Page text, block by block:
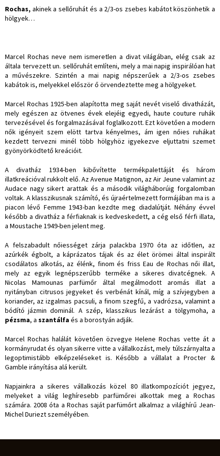
Rochas, akinek a sellőruhát és a 2/3-os zsebes kabátot köszönhetik a
hölgyek…
Marcel Rochas neve nem ismeretlen a divat világában, elég csak az
általa tervezett un. sellőruhát említeni, mely a mai napig inspirálóan hat
a művészekre. Szintén a mai napig népszerűek a 2/3-os zsebes
kabátok is, melyekkel először ő örvendeztette meg a hölgyeket.
Marcel Rochas 1925-ben alapította meg saját nevét viselő divatházát,
mely egészen az ötvenes évek elejéig egyedi, haute couture ruhák
tervezésével és forgalmazásával foglalkozott. Ezt követően a modern
nők igényeit szem elött tartva kényelmes, ám igen nőies ruhákat
kezdett tervezni minél több hölgyhöz igyekezve eljuttatni szemet
gyönyörködtető kreációit.
A divatház 1934-ben kibővítette termékpalettáját és három
illatkreációval rukkolt elő. Az Avenue Matignon, az Air Jeune valamint az
Audace nagy sikert arattak és a második világháborúig forgalomban
voltak. A klasszikusnak számító, és újraértelmezett formájában ma is a
piacon lévő Femme 1943-ban kezdte meg diadalútját. Néhány évvel
később a divatház a férfiaknak is kedveskedett, a cég első férfi illata,
a Moustache 1949-ben jelent meg.
A felszabadult nőiességet zárja palackba 1970 óta az időtlen, az
azúrkék égbolt, a káprázatos tájak és az élet örömei által inspirált
csodálatos alkotás, az élénk, finom és friss Eau de Rochas női illat,
mely az egyik legnépszerűbb terméke a sikeres divatcégnek. A
Nicolas Mamounas parfümőr által megálmodott aromás illat a
nyitányban citrusos jegyeket és verbénát kínál, míg a szívjegyben a
koriander, az izgalmas pacsuli, a finom szegfű, a vadrózsa, valamint a
bódító jázmin dominál. A szép, klasszikus lezárást a tölgymoha, a
pézsma, a szantálfa és a borostyán adják.
Marcel Rochas halálát követően özvegye Helene Rochas vette át a
kormányrudat és olyan sikerre vitte a vállalkozást, mely túlszárnyalta a
legoptimistább elképzeléseket is. Később a vállalat a Procter &
Gamble irányítása alá került.
Napjainkra a sikeres vállalkozás közel 80 illatkompozíciót jegyez,
melyeket a világ leghíresebb parfümőrei alkottak meg a Rochas
számára. 2008 óta a Rochas saját parfümőrt alkalmaz a világhírű Jean-
Michel Duriezt személyében.